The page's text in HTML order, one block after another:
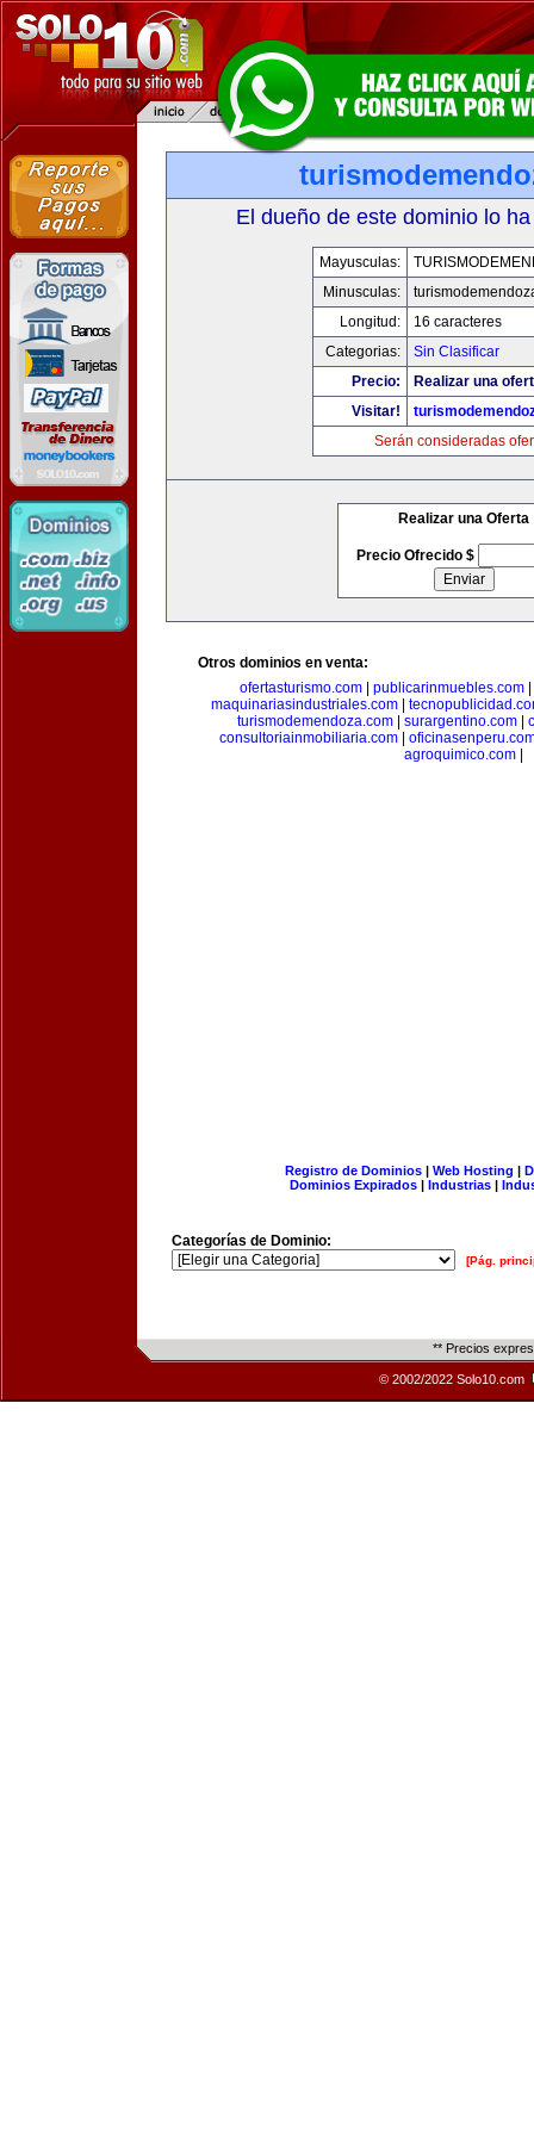
El dueño de este dominio lo
Mayusculas:
Minusculas:
Longitud:
16 caracteres
Categorias:
Sin Clasificar
Precio:
Realizar una
Visitar!
Serán consideradas
Realizar una Oferta
Precio Ofrecido $
Otros dominios en venta:
ofertasturismo.com
publicarinmuebles.com
maquinariasindustriales.com|
turismodemendoza.com| surargentino.com|
consultoriainmobiliaria.com
agroquimico.com
Registro de Dominios| Web Hosting |
Dominios Expirados | Industrias |
Categorías de Dominio:
[Pág.
** Precios
© 2002/2022 Solo10.com